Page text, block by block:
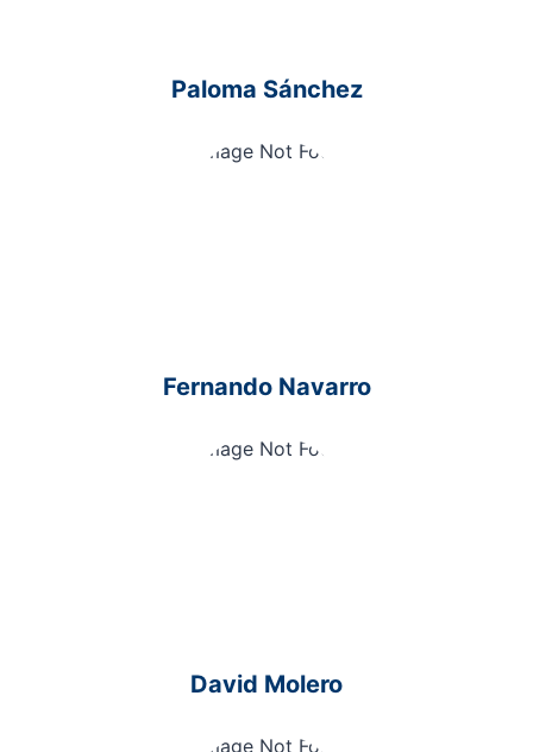
Paloma Sánchez
Fernando Navarro
David Molero